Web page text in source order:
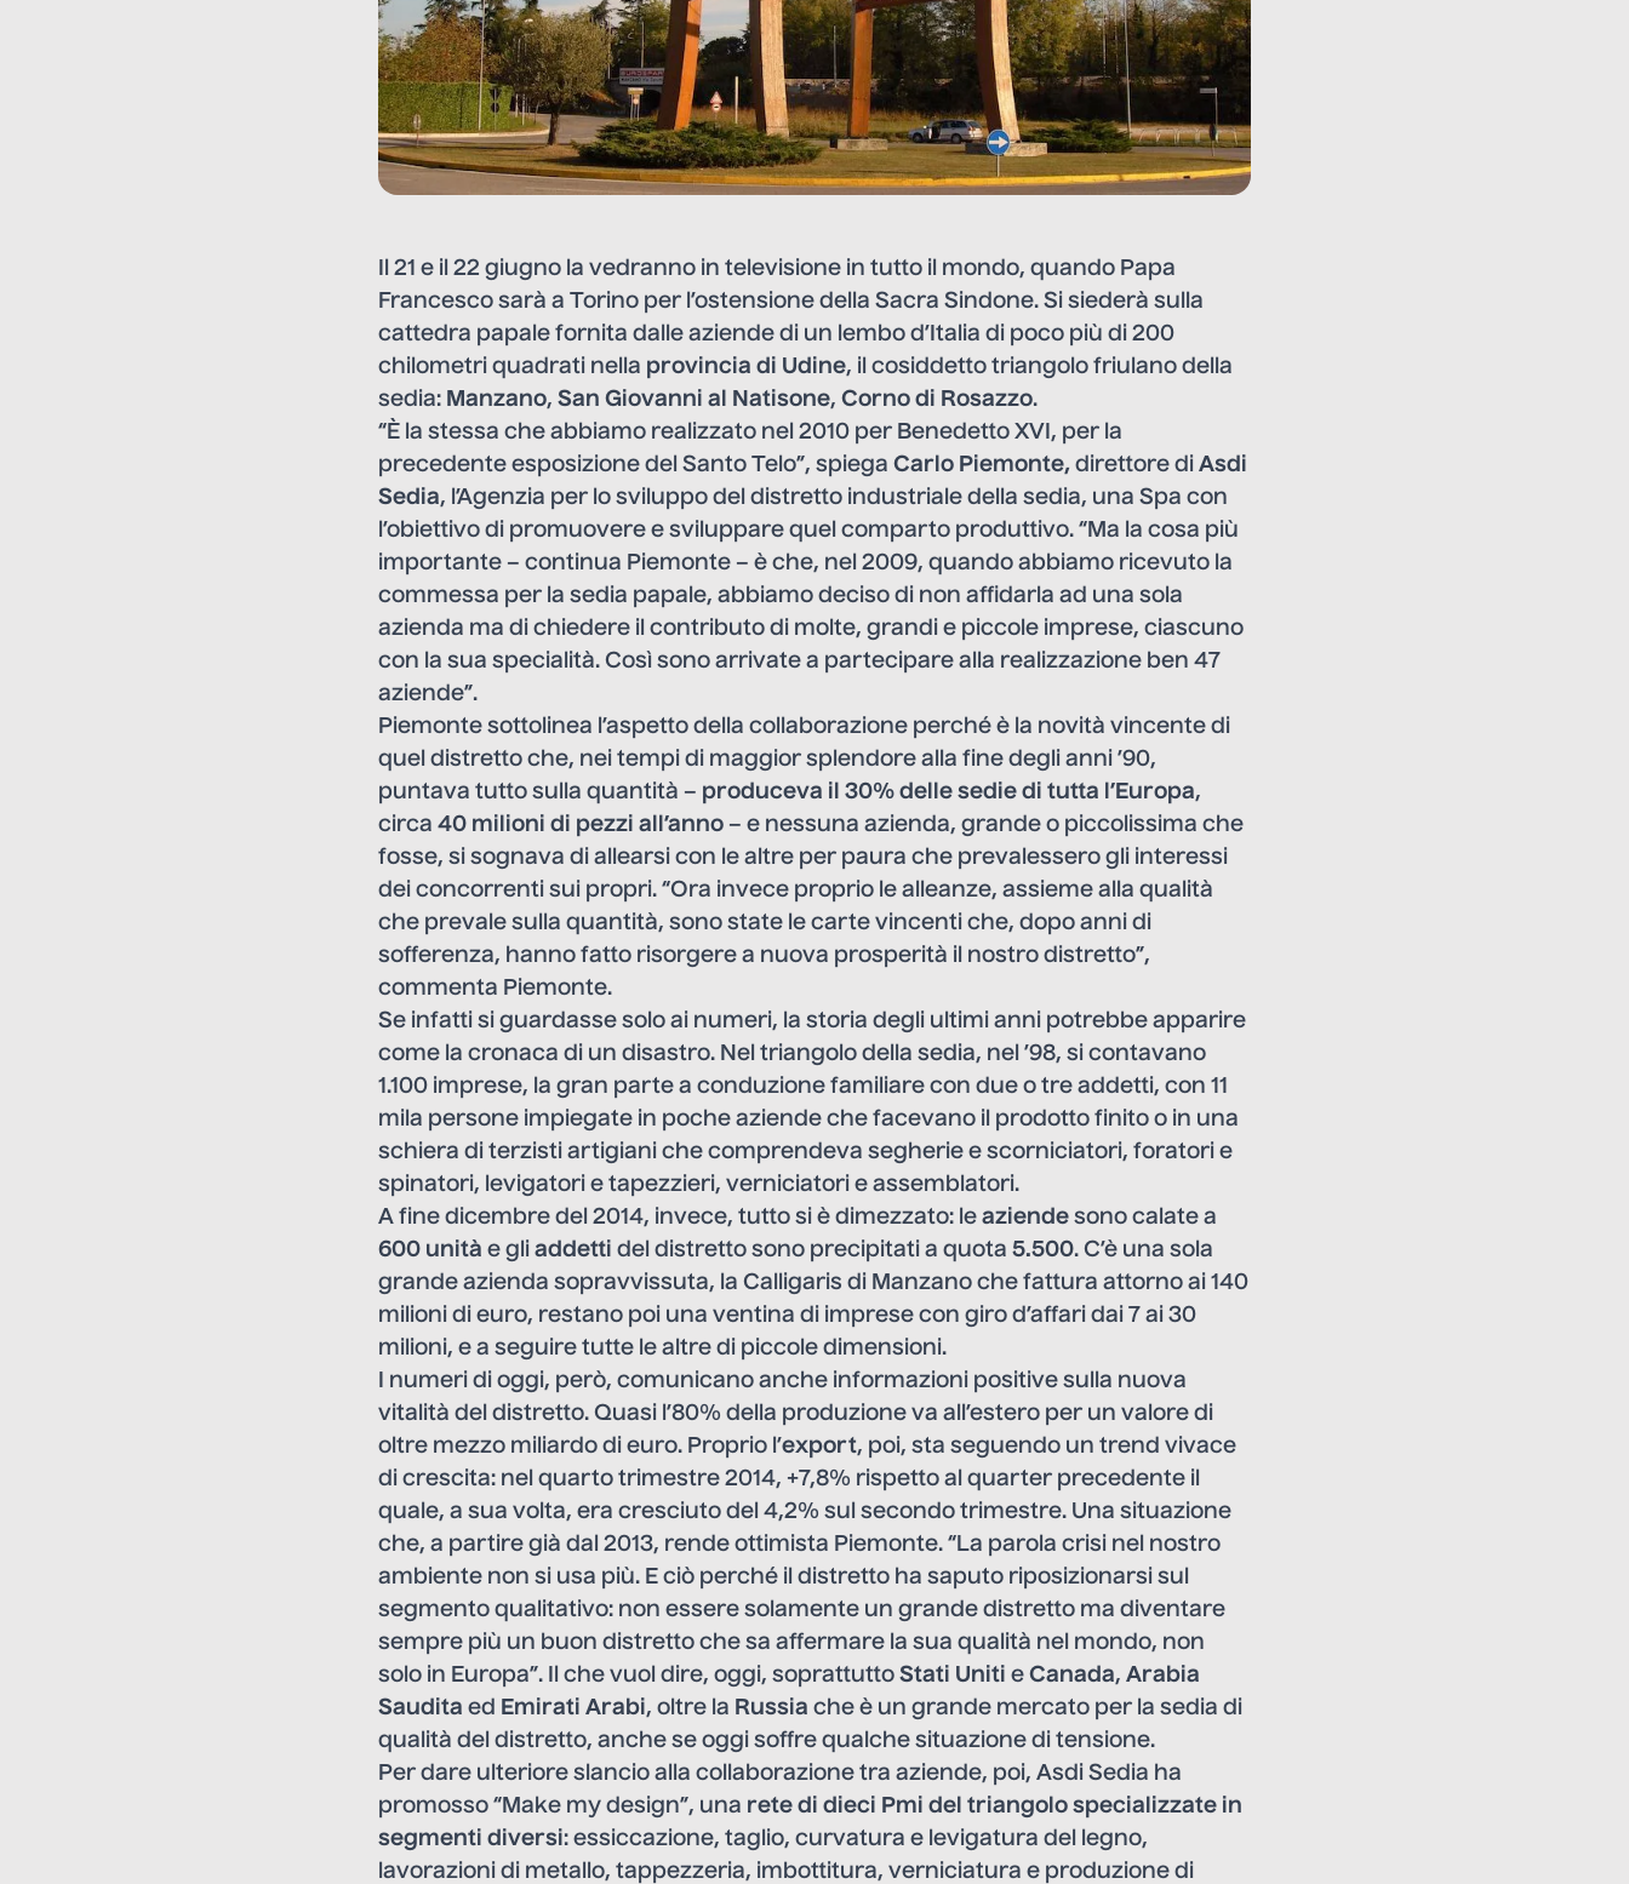
Il 21 e il 22 giugno la vedranno in televisione in tutto il mondo, quando Papa
Francesco sarà a Torino per l’ostensione della Sacra Sindone. Si siederà sulla
cattedra papale fornita dalle aziende di un lembo d’Italia di poco più di 200
chilometri quadrati nella provincia di Udine, il cosiddetto triangolo friulano della
sedia: Manzano, San Giovanni al Natisone, Corno di Rosazzo.
“È la stessa che abbiamo realizzato nel 2010 per Benedetto XVI, per la
precedente esposizione del Santo Telo”, spiega Carlo Piemonte, direttore di Asdi
Sedia, l’Agenzia per lo sviluppo del distretto industriale della sedia, una Spa con
l’obiettivo di promuovere e sviluppare quel comparto produttivo. “Ma la cosa più
importante – continua Piemonte – è che, nel 2009, quando abbiamo ricevuto la
commessa per la sedia papale, abbiamo deciso di non affidarla ad una sola
azienda ma di chiedere il contributo di molte, grandi e piccole imprese, ciascuno
con la sua specialità. Così sono arrivate a partecipare alla realizzazione ben 47
aziende”.
Piemonte sottolinea l’aspetto della collaborazione perché è la novità vincente di
quel distretto che, nei tempi di maggior splendore alla fine degli anni ’90,
puntava tutto sulla quantità – produceva il 30% delle sedie di tutta l’Europa,
circa 40 milioni di pezzi all’anno – e nessuna azienda, grande o piccolissima che
fosse, si sognava di allearsi con le altre per paura che prevalessero gli interessi
dei concorrenti sui propri. “Ora invece proprio le alleanze, assieme alla qualità
che prevale sulla quantità, sono state le carte vincenti che, dopo anni di
sofferenza, hanno fatto risorgere a nuova prosperità il nostro distretto”,
commenta Piemonte.
Se infatti si guardasse solo ai numeri, la storia degli ultimi anni potrebbe apparire
come la cronaca di un disastro. Nel triangolo della sedia, nel ’98, si contavano
1.100 imprese, la gran parte a conduzione familiare con due o tre addetti, con 11
mila persone impiegate in poche aziende che facevano il prodotto finito o in una
schiera di terzisti artigiani che comprendeva segherie e scorniciatori, foratori e
spinatori, levigatori e tapezzieri, verniciatori e assemblatori.
A fine dicembre del 2014, invece, tutto si è dimezzato: le aziende sono calate a
600 unità e gli addetti del distretto sono precipitati a quota 5.500. C’è una sola
grande azienda sopravvissuta, la Calligaris di Manzano che fattura attorno ai 140
milioni di euro, restano poi una ventina di imprese con giro d’affari dai 7 ai 30
milioni, e a seguire tutte le altre di piccole dimensioni.
I numeri di oggi, però, comunicano anche informazioni positive sulla nuova
vitalità del distretto. Quasi l’80% della produzione va all’estero per un valore di
oltre mezzo miliardo di euro. Proprio l’export, poi, sta seguendo un trend vivace
di crescita: nel quarto trimestre 2014, +7,8% rispetto al quarter precedente il
quale, a sua volta, era cresciuto del 4,2% sul secondo trimestre. Una situazione
che, a partire già dal 2013, rende ottimista Piemonte. “La parola crisi nel nostro
ambiente non si usa più. E ciò perché il distretto ha saputo riposizionarsi sul
segmento qualitativo: non essere solamente un grande distretto ma diventare
sempre più un buon distretto che sa affermare la sua qualità nel mondo, non
solo in Europa”. Il che vuol dire, oggi, soprattutto Stati Uniti e Canada, Arabia
Saudita ed Emirati Arabi, oltre la Russia che è un grande mercato per la sedia di
qualità del distretto, anche se oggi soffre qualche situazione di tensione.
Per dare ulteriore slancio alla collaborazione tra aziende, poi, Asdi Sedia ha
promosso “Make my design”, una rete di dieci Pmi del triangolo specializzate in
segmenti diversi: essiccazione, taglio, curvatura e levigatura del legno,
lavorazioni di metallo, tappezzeria, imbottitura, verniciatura e produzione di